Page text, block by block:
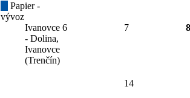
Papier -
vývoz
Ivanovce
- Dolina,
Ivanovce
(Trenčín)
6 7 8
14